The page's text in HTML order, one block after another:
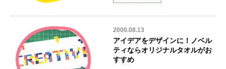
2000.08.13
アイデアをデザインに！ノベル
ティならオリジナルタオルがお
すすめ